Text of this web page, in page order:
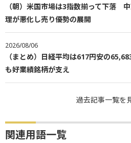
（朝）米国市場は3指数揃って下落
理が悪化し売り優勢の展開
2026/08/06
（まとめ）日経平均は617円安の
も好業績銘柄が支え
過去記事一覧を
関連用語一覧